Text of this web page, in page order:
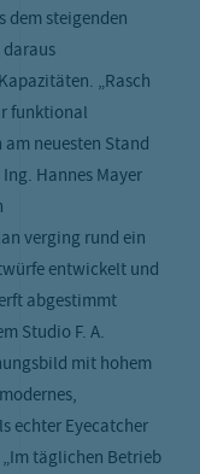
dem steigenden
„Rasch
funktional
neuesten Stand
Hannes Mayer
verging rund ein
entwickelt und
abgestimmt
Studio F. A.
mit hohem
echter Eyecatcher
täglichen Betrieb